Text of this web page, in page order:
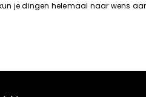
je dingen helemaal naar wens